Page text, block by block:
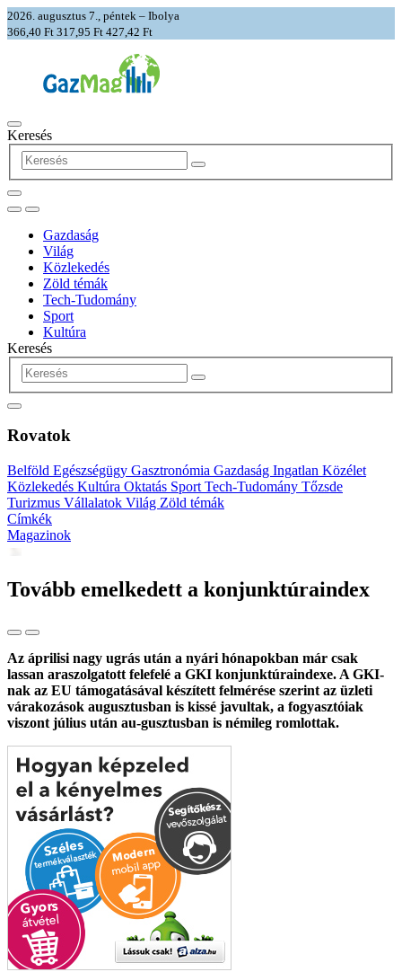
2026. augusztus 7., péntek – Ibolya
366,40 Ft 317,95 Ft 427,42 Ft
Keresés
Gazdaság
Világ
Közlekedés
Zöld témák
Tech-Tudomány
Sport
Kultúra
Keresés
Rovatok
Belföld Egészségügy Gasztronómia Gazdaság Ingatlan Közélet
Közlekedés Kultúra Oktatás Sport Tech-Tudomány Tőzsde
Turizmus Vállalatok Világ Zöld témák
Címkék
Magazinok
Tovább emelkedett a konjunktúraindex
Az áprilisi nagy ugrás után a nyári hónapokban már csak
lassan araszolgatott felefelé a GKI konjunktúraindexe. A GKI-
nak az EU támogatásával készített felmérése szerint az üzleti
várakozások augusztusban is kissé javultak, a fogyasztóiak
viszont július után au-gusztusban is némileg romlottak.